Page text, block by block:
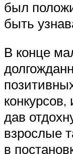
был
быть
В конце
дав
взрослые
в